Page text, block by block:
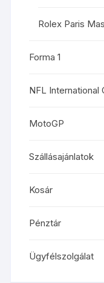
Rolex Paris
Forma 1
NFL International
MotoGP
Szállásajánlatok
Kosár
Pénztár
Ügyfélszolgálat